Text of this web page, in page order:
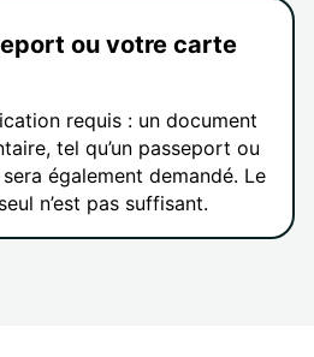
ou votre carte
requis : un document
tel qu’un passeport ou
également demandé. Le
n’est pas suffisant.